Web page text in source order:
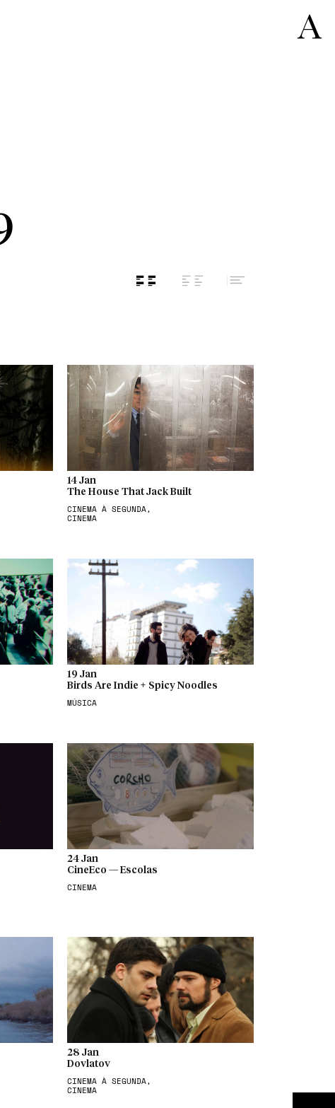
14 Jan
The House That Jack Built
CINEMA À SEGUNDA,
CINEMA
19 Jan
Birds Are Indie + Spicy Noodles
MÚSICA
24 Jan
CineEco — Escolas
CINEMA
28 Jan
Dovlatov
CINEMA À SEGUNDA,
CINEMA